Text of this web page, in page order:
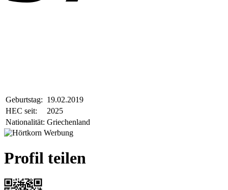
Geburtstag: 19.02.2019
HEC seit:
2025
Nationalität: Griechenland
Profil teilen